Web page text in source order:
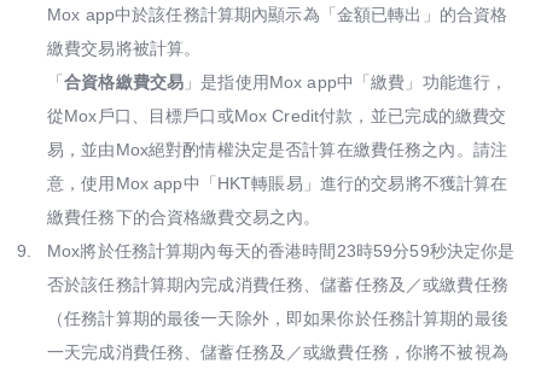
Mox app中於該任務計算期內顯示為「金額已轉出」的合資格
繳費交易將被計算。
「合資格繳費交易 」是指使用Mox app中「繳費」功能進行，
從Mox戶口、目標戶口或Mox Credit付款，並已完成的繳費交
易，並由Mox絕對酌情權決定是否計算在繳費任務之內。請注
意，使用Mox app中「HKT轉賬易」進行的交易將不獲計算在
繳費任務下的合資格繳費交易之內。
9.
Mox將於任務計算期內每天的香港時間23時59分59秒決定你是
否於該任務計算期內完成消費任務、儲蓄任務及／或繳費任務
（任務計算期的最後一天除外，即如果你於任務計算期的最後
一天完成消費任務、儲蓄任務及／或繳費任務，你將不被視為